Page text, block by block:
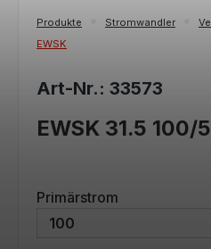
Produkte Stromwandler
EWSK
Art-Nr.: 33573
EWSK 31.5 100/
Primärstrom